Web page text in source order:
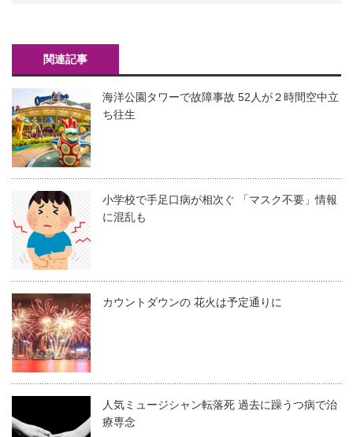
関連記事
海洋公園タワーで故障事故 52人が２時間空中立
ち往生
小学校で手足口病が相次ぐ 「マスク不要」情報
に混乱も
カウントダウンの 花火は予定通りに
人気ミュージシャン転落死 過去に躁うつ病で治
療専念